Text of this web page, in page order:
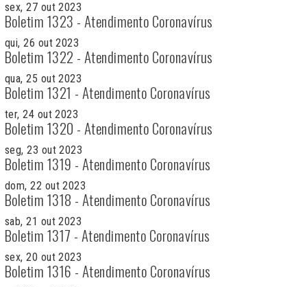
sex, 27 out 2023
Boletim 1323 - Atendimento Coronavírus
qui, 26 out 2023
Boletim 1322 - Atendimento Coronavírus
qua, 25 out 2023
Boletim 1321 - Atendimento Coronavírus
ter, 24 out 2023
Boletim 1320 - Atendimento Coronavírus
seg, 23 out 2023
Boletim 1319 - Atendimento Coronavírus
dom, 22 out 2023
Boletim 1318 - Atendimento Coronavírus
sab, 21 out 2023
Boletim 1317 - Atendimento Coronavírus
sex, 20 out 2023
Boletim 1316 - Atendimento Coronavírus